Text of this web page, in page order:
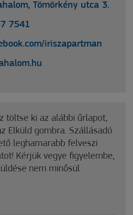
Tömörkény utca 3.
7541
iriszapartman
töltse ki az alábbi űrlapot,
Elküld gombra. Szállásadó
leghamarabb felveszi
Kérjük vegye figyelembe,
nem minősül